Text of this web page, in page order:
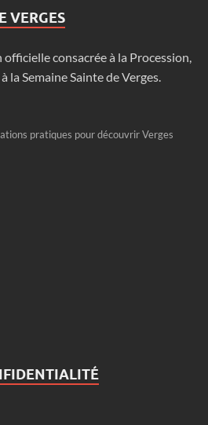
VERGES
consacrée à la Procession,
la Semaine Sainte de Verges.
pratiques pour découvrir Verges